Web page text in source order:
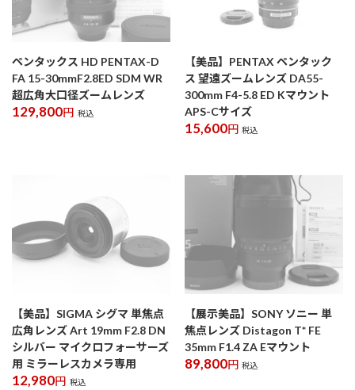
ペンタックス HD PENTAX-D
FA 15-30mmF2.8ED SDM WR
超広角大口径ズームレンズ
129,800円 税込
【美品】PENTAX ペンタック
ス 望遠ズームレンズ DA55-
300mm F4-5.8 ED Kマウント
APS-Cサイズ
15,600円 税込
【美品】SIGMA シグマ 単焦点
広角レンズ Art 19mm F2.8 DN
シルバー マイクロフォーサーズ
用 ミラーレスカメラ専用
12,980円 税込
【展示美品】SONY ソニー 単
焦点レンズ Distagon T* FE
35mm F1.4 ZA Eマウント
89,800円 税込